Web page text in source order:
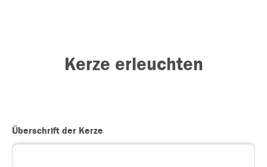
Kerze erleuchten
Überschrift der Kerze